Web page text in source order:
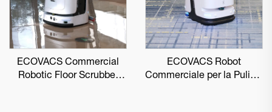
ECOVACS Commercial
Robotic Floor Scrubber
ECOVACS Robot
Commerciale per la Pulizia